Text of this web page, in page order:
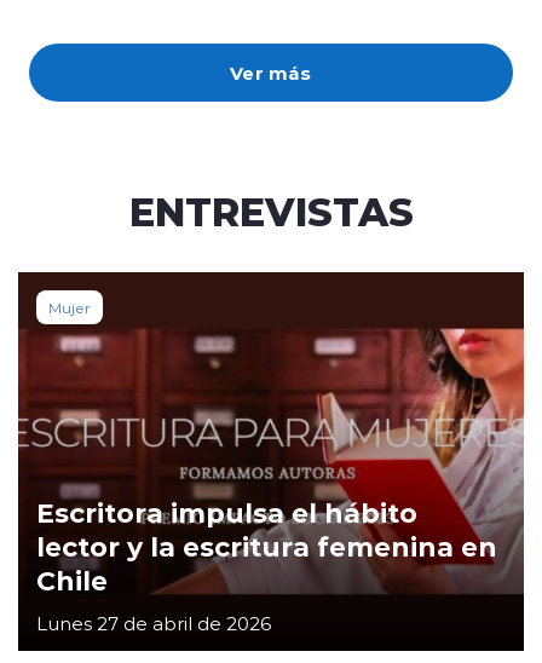
Ver más
ENTREVISTAS
Mujer
Escritora impulsa el hábito
lector y la escritura femenina en
Chile
Lunes 27 de abril de 2026